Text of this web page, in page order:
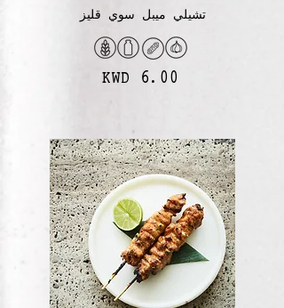
تشيلي ميبل سوي قليز
KWD 6.00